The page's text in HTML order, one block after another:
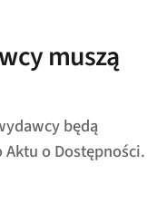
muszą
będą
o Dostępności.